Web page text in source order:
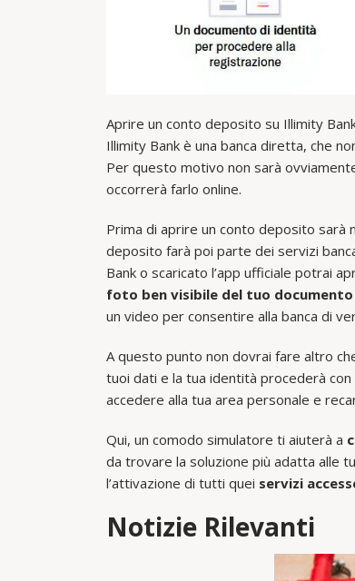
Aprire un conto deposito su Illimity Bank
Illimity Bank è una banca diretta, che
Per questo motivo non sarà
occorrerà farlo online.
Prima di aprire un conto deposito sarà
deposito farà poi parte dei servizi
Bank o scaricato l’app ufficiale potrai
foto ben visibile del tuo
un video per consentire alla banca di
A questo punto non dovrai fare altro
tuoi dati e la tua identità procederà
accedere alla tua area personale e
Qui, un comodo simulatore ti aiuterà a
da trovare la soluzione più adatta alle
l’attivazione di tutti quei servizi
Notizie Rilevanti